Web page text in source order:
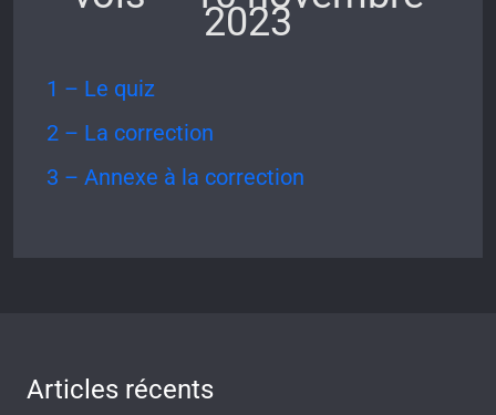
2023
1 – Le quiz
2 – La correction
3 – Annexe à la correction
Articles récents